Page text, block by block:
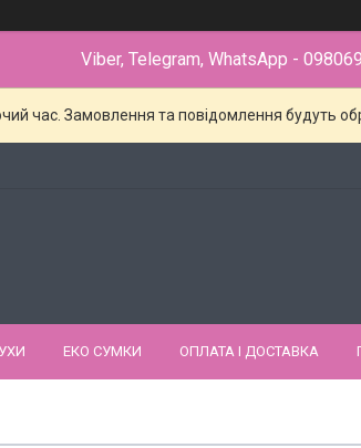
Viber, Telegram, WhatsApp -
час. Замовлення та повідомлення будуть
ЕКО СУМКИ ОПЛАТА І ДОСТАВКА